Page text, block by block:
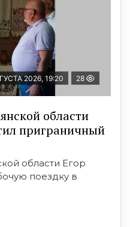
2026, 19:20 28
области
приграничный
области Егор
поездку в